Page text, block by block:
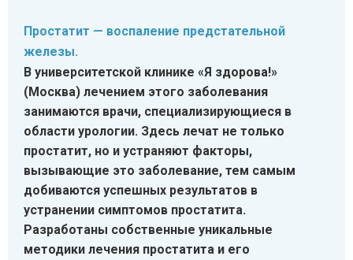
Простатит — воспаление предстательной
железы.
В университетской клинике «Я здорова!»
(Москва) лечением этого заболевания
занимаются врачи, специализирующиеся в
области урологии. Здесь лечат не только
простатит, но и устраняют факторы,
вызывающие это заболевание, тем самым
добиваются успешных результатов в
устранении симптомов простатита.
Разработаны собственные уникальные
методики лечения простатита и его